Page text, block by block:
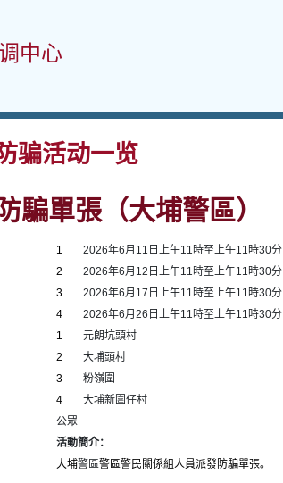
中心
骗活动一览
騙單張（大埔警區）
1
2
3
4
2026年6月11日上午11時至上午11時30分
2026年6月12日上午11時至上午11時30分
2026年6月17日上午11時至上午11時30分
2026年6月26日上午11時至上午11時30分
1
2
3
4
元朗坑頭村
大埔頭村
粉嶺圍
大埔新圍仔村
公眾
活動簡介：
大埔警區警區警民關係組人員派發防騙單張。